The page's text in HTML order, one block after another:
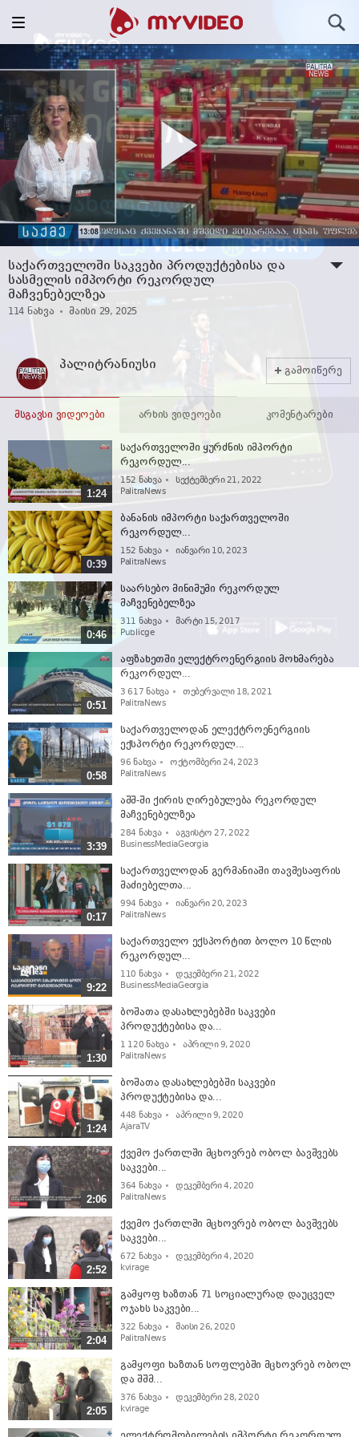
Toggle
navigation
საქართველოში საკვები პროდუქტებისა და
სასმელის იმპორტი რეკორდულ
მაჩვენებელზეა
114 ნახვა მაისი 29, 2025
გამოიწერე
პალიტრანიუსი
მსგავსი ვიდეოები არხის ვიდეოები კომენტარები
1:24
საქართველოში ყურძნის იმპორტი
რეკორდულ...
152 ნახვა
სექტემბერი 21, 2022
PalitraNews
0:39
ბანანის იმპორტი საქართველოში
რეკორდულ...
152 ნახვა
იანვარი 10, 2023
PalitraNews
0:46
საარსებო მინიმუმი რეკორდულ
მაჩვენებელზეა
311 ნახვა
მარტი 15, 2017
Publicge
0:51
აფზახეთში ელექტროენერგიის მოხმარება
რეკორდულ...
3 617 ნახვა
თებერვალი 18, 2021
PalitraNews
0:58
საქართველოდან ელექტროენერგიის
ექსპორტი რეკორდულ...
96 ნახვა
ოქტომბერი 24, 2023
PalitraNews
3:39
აშშ-ში ქირის ღირებულება რეკორდულ
მაჩვენებელზეა
284 ნახვა
აგვისტო 27, 2022
BusinessMediaGeorgia
0:17
საქართველოდან გერმანიაში თავშესაფრის
მაძიებელთა...
994 ნახვა
იანვარი 20, 2023
PalitraNews
9:22
საქართველო ექსპორტით ბოლო 10 წლის
რეკორდულ...
110 ნახვა
დეკემბერი 21, 2022
BusinessMediaGeorgia
1:30
ბოშათა დასახლებებში საკვები
პროდუქტებისა და...
1 120 ნახვა
აპრილი 9, 2020
PalitraNews
1:24
ბოშათა დასახლებებში საკვები
პროდუქტებისა და...
448 ნახვა
აპრილი 9, 2020
AjaraTV
2:06
ქვემო ქართლში მცხოვრებ ობოლ ბავშვებს
საკვები...
364 ნახვა
დეკემბერი 4, 2020
PalitraNews
2:52
ქვემო ქართლში მცხოვრებ ობოლ ბავშვებს
საკვები...
672 ნახვა
დეკემბერი 4, 2020
kvirage
2:04
გამყოფ ხაზთან 71 სოციალურად დაუცველ
ოჯახს საკვები...
322 ნახვა
მაისი 26, 2020
PalitraNews
2:05
გამყოფი ხაზთან სოფლებში მცხოვრებ ობოლ
და შშმ...
376 ნახვა
დეკემბერი 28, 2020
kvirage